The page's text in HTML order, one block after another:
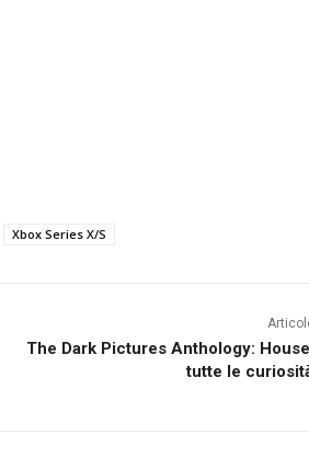
Xbox Series X/S
The Dark Pictures Anthology:
tutte le